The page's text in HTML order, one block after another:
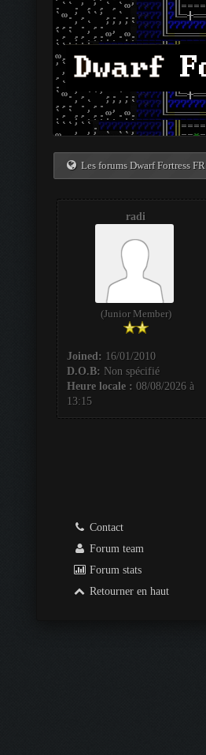
Les forums Dwarf Fortress FR
radi
(Junior Member)
Joined: 16/01/2010
D.O.B: Non spécifié
Heure locale : 08/08/2026 à
13:15
Contact
Forum team
Forum stats
Retourner en haut